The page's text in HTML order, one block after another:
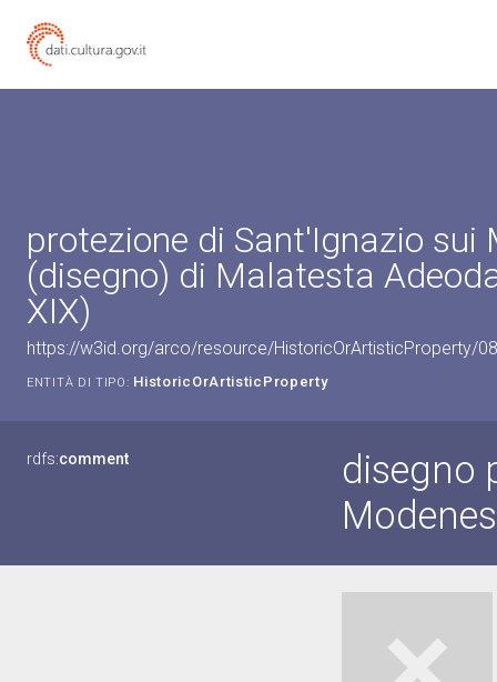
protezione di Sant'Ignazio sui
(disegno) di Malatesta
XIX)
https://w3id.org/arco/resource/HistoricOrArtisticProperty/
ENTITÀ DI TIPO: HistoricOrArtisticProperty
rdfs:comment
disegno